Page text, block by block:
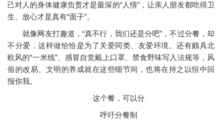
己对人的身体健康负责才是最深的“人情”，让亲人朋友都吃得卫
生、放心才是真有“面子”。
就像网友打趣道，“真不行，我们还是分吧”，不过分餐，却
不分爱，这样做恰恰是为了关爱同类、友爱环境。还有颇具北
欧风的“一米线”、感冒自觉戴上口罩、禁食野味写入法规等，风
俗的改易、文明的养成就在这些细节间，也将在持之以恒中回
报你我。
这个餐，可以分
呼吁分餐制